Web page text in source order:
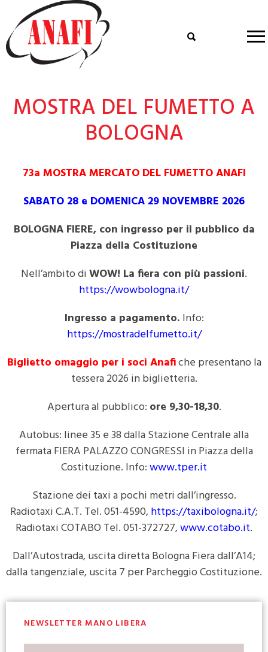
MOSTRA DEL FUMETTO A
BOLOGNA
73a MOSTRA MERCATO DEL FUMETTO ANAFI
SABATO 28 e DOMENICA 29 NOVEMBRE 2026
BOLOGNA FIERE, con ingresso per il pubblico da
Piazza della Costituzione
Nell’ambito diWOW! La fiera con più passioni.
https://wowbologna.it/
Ingresso a pagamento. Info:
https://mostradelfumetto.it/
Biglietto omaggio per i soci Anafiche presentano la
tessera 2026 in biglietteria.
Apertura al pubblico: ore 9,30-18,30.
Autobus: linee 35 e 38 dalla Stazione Centrale alla
fermata FIERA PALAZZO CONGRESSI in Piazza della
Costituzione. Info:www.tper.it
Stazione dei taxi a pochi metri dall’ingresso.
Radiotaxi C.A.T. Tel. 051-4590,https://taxibologna.it/;
Radiotaxi COTABO Tel. 051-372727,www.cotabo.it.
Dall’Autostrada, uscita diretta Bologna Fiera dall’A14;
dalla tangenziale, uscita 7 per Parcheggio Costituzione.
NEWSLETTER MANO LIBERA